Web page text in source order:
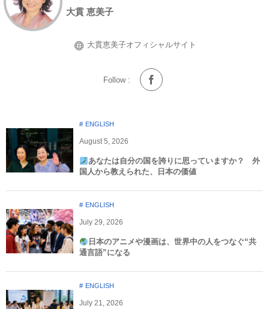
大貫 恵美子
大貫恵美子オフィシャルサイト
Follow :
ENGLISH
August 5, 2026
あなたは自分の国を誇りに思っていますか？ 外
国人から教えられた、日本の価値
ENGLISH
July 29, 2026
日本のアニメや漫画は、世界中の人をつなぐ“共
通言語”になる
ENGLISH
July 21, 2026